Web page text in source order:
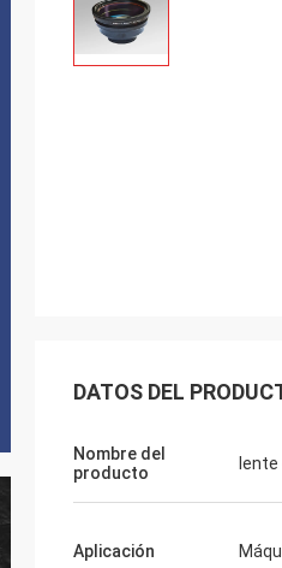
DATOS DEL
Nombre del
producto
Aplicación